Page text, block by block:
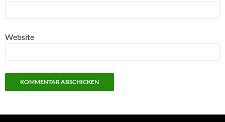
Website